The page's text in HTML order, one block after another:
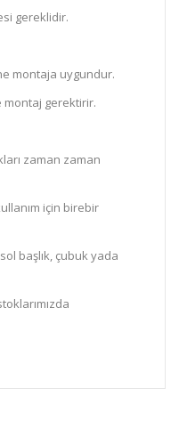
gereklidir.
montaja uygundur.
montaj gerektirir.
zaman zaman
için birebir
başlık, çubuk yada